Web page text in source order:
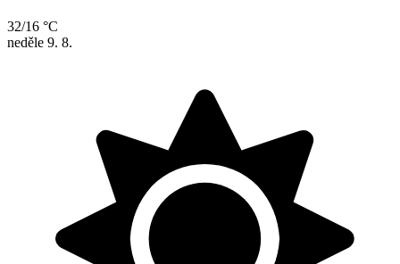
32/16 °C
neděle 9. 8.